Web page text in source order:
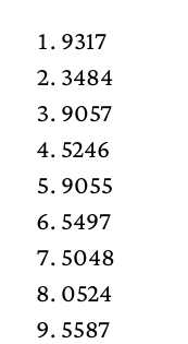
9317
3484
9057
5246
9055
5497
5048
0524
5587